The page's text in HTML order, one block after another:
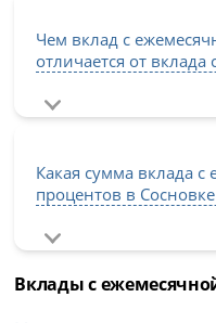
Чем вклад с
отличается от вклада
Какая сумма вклада
процентов в
Вклады с